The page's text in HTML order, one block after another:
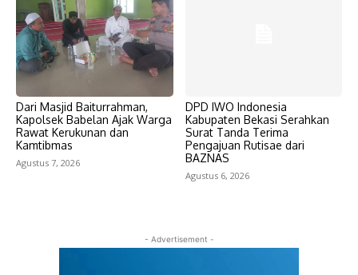
Dari Masjid Baiturrahman,
Kapolsek Babelan Ajak Warga
Rawat Kerukunan dan
Kamtibmas
Agustus 7, 2026
DPD IWO Indonesia
Kabupaten Bekasi Serahkan
Surat Tanda Terima
Pengajuan Rutisae dari
BAZNAS
Agustus 6, 2026
- Advertisement -